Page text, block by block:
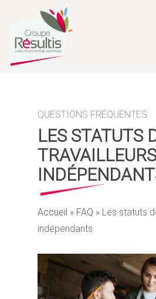
main
LES STATUTS
TRAVAILLEURS
Accueil » FAQ » Les statuts
indépendants